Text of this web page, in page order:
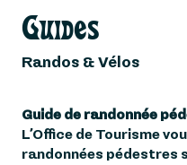
Guides
Randos & Vélos
Guide de randonnée
L’Office de Tourisme
randonnées pédestres